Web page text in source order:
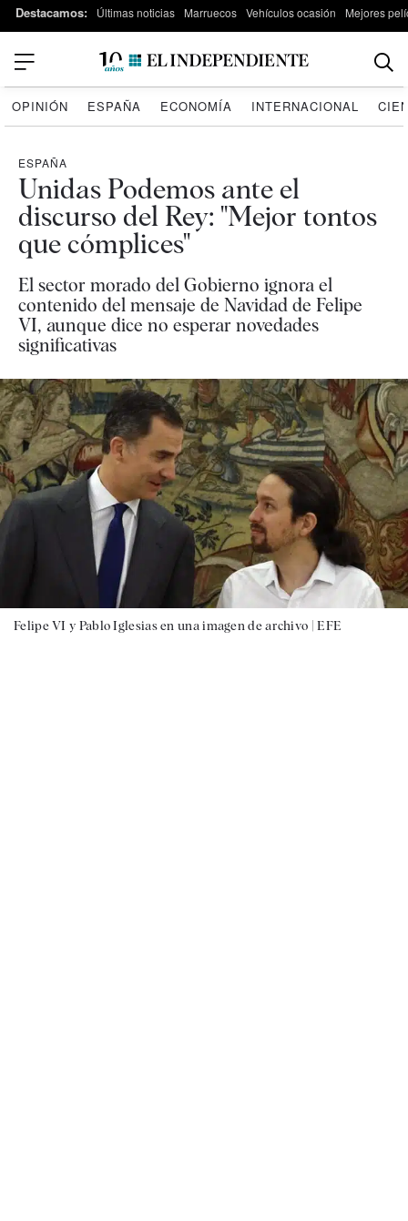
Destacamos: Últimas noticias Marruecos Vehículos ocasión Mejores
OPINIÓN ESPAÑA ECONOMÍA INTERNACIONAL
ESPAÑA
Unidas Podemos ante el
discurso del Rey: "Mejor tontos
que cómplices"
El sector morado del Gobierno ignora el
contenido del mensaje de Navidad de Felipe
VI, aunque dice no esperar novedades
significativas
Felipe VI y Pablo Iglesias en una imagen de archivo |EFE